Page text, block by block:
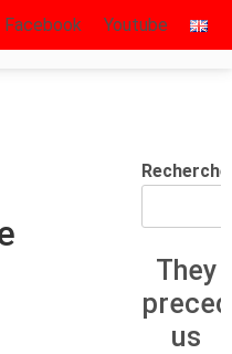
Facebook Youtube
They
us